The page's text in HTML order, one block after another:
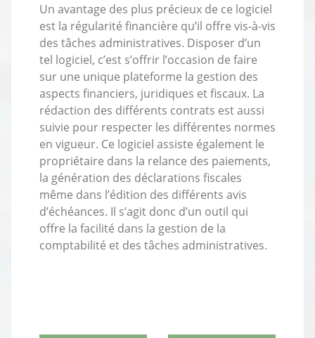
Un avantage des plus précieux de ce logiciel
est la régularité financière qu’il offre vis-à-vis
des tâches administratives. Disposer d’un
tel logiciel, c’est s’offrir l’occasion de faire
sur une unique plateforme la gestion des
aspects financiers, juridiques et fiscaux. La
rédaction des différents contrats est aussi
suivie pour respecter les différentes normes
en vigueur. Ce logiciel assiste également le
propriétaire dans la relance des paiements,
la génération des déclarations fiscales
même dans l’édition des différents avis
d’échéances. Il s’agit donc d’un outil qui
offre la facilité dans la gestion de la
comptabilité et des tâches administratives.